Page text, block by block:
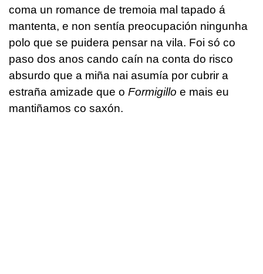
coma un romance de tremoia mal tapado á
mantenta, e non sentía preocupación ningunha
polo que se puidera pensar na vila. Foi só co
paso dos anos cando caín na conta do risco
absurdo que a miña nai asumía por cubrir a
estraña amizade que o Formigillo e mais eu
mantiñamos co saxón.